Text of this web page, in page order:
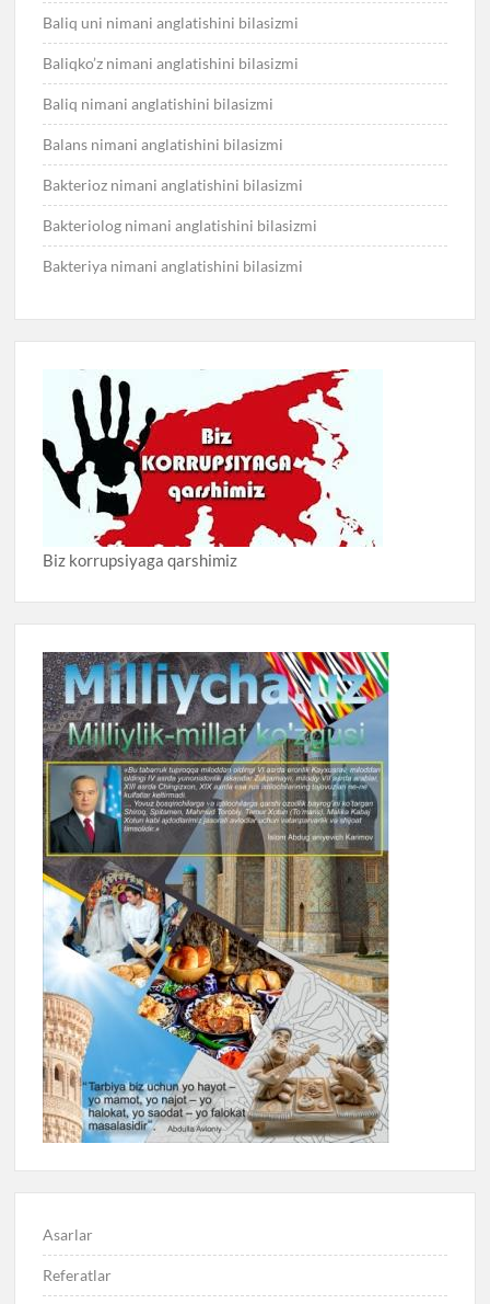
Baliq uni nimani anglatishini bilasizmi
Baliqko’z nimani anglatishini bilasizmi
Baliq nimani anglatishini bilasizmi
Balans nimani anglatishini bilasizmi
Bakterioz nimani anglatishini bilasizmi
Bakteriolog nimani anglatishini bilasizmi
Bakteriya nimani anglatishini bilasizmi
Biz korrupsiyaga qarshimiz
Asarlar
Referatlar